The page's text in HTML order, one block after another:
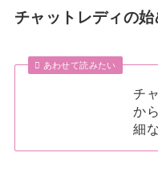
チャットレディの始
あわせて読みたい
チ
か
細